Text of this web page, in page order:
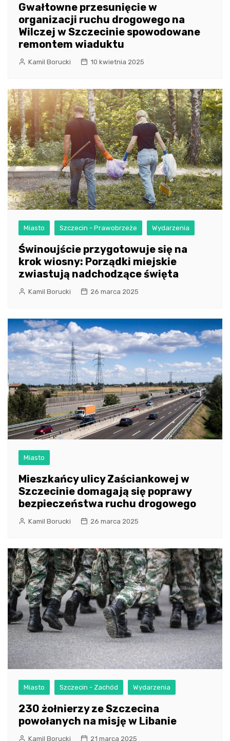
Gwałtowne przesunięcie w
organizacji ruchu drogowego na
Wilczej w Szczecinie spowodowane
remontem wiaduktu
Kamil Borucki 10 kwietnia 2025
Miasto Szczecin - Prawobrzeże Wydarzenia
Świnoujście przygotowuje się na
krok wiosny: Porządki miejskie
zwiastują nadchodzące święta
Kamil Borucki 26 marca 2025
Miasto
Mieszkańcy ulicy Zaściankowej w
Szczecinie domagają się poprawy
bezpieczeństwa ruchu drogowego
Kamil Borucki 26 marca 2025
Miasto Szczecin - Zachód Wydarzenia
230 żołnierzy ze Szczecina
powołanych na misję w Libanie
Kamil Borucki 21 marca 2025